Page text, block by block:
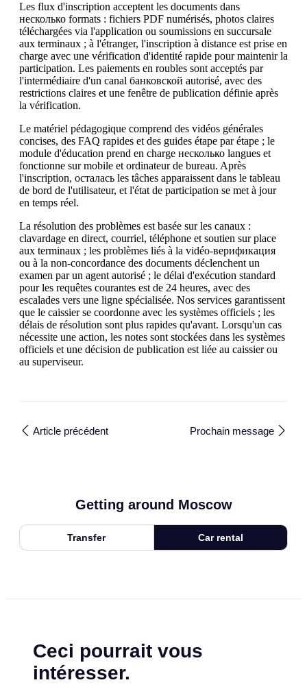
Les flux d'inscription acceptent les documents dans
несколько formats : fichiers PDF numérisés, photos claires
téléchargées via l'application ou soumissions en succursale
aux terminaux ; à l'étranger, l'inscription à distance est prise en
charge avec une vérification d'identité rapide pour maintenir la
participation. Les paiements en roubles sont acceptés par
l'intermédiaire d'un canal банковской autorisé, avec des
restrictions claires et une fenêtre de publication définie après
la vérification.
Le matériel pédagogique comprend des vidéos générales
concises, des FAQ rapides et des guides étape par étape ; le
module d'éducation prend en charge несколько langues et
fonctionne sur mobile et ordinateur de bureau. Après
l'inscription, осталась les tâches apparaissent dans le tableau
de bord de l'utilisateur, et l'état de participation se met à jour
en temps réel.
La résolution des problèmes est basée sur les canaux :
clavardage en direct, courriel, téléphone et soutien sur place
aux terminaux ; les problèmes liés à la vidéo-верификация
ou à la non-concordance des documents déclenchent un
examen par un agent autorisé ; le délai d'exécution standard
pour les requêtes courantes est de 24 heures, avec des
escalades vers une ligne spécialisée. Nos services garantissent
que le caissier se coordonne avec les systèmes officiels ; les
délais de résolution sont plus rapides qu'avant. Lorsqu'un cas
nécessite une action, les notes sont stockées dans les systèmes
officiels et une décision de publication est liée au caissier ou
au superviseur.
Article précédent Prochain message
Getting around Moscow
Transfer Car rental
Ceci pourrait vous
intéresser.